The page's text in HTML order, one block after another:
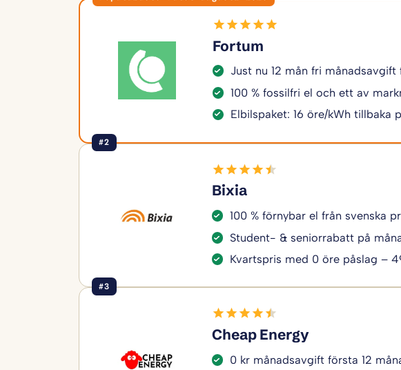
Fortum
Just nu 12 mån fri månadsavgift
100 % fossilfri el och ett av
Elbilspaket: 16 öre/kWh tillbaka
#2
Bixia
100 % förnybar el från svenska
Student- & seniorrabatt på
Kvartspris med 0 öre påslag –
#3
Cheap Energy
0 kr månadsavgift första 12